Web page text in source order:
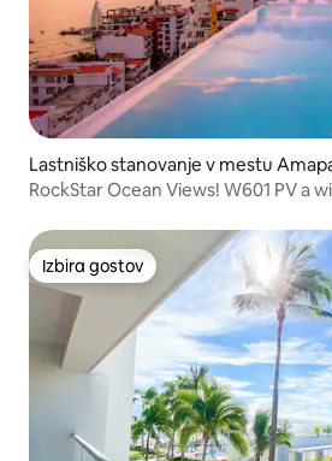
Lastniško stanovanje v mestu
RockStar Ocean Views! W601 PV a
Izbira gostov
Izbira gostov